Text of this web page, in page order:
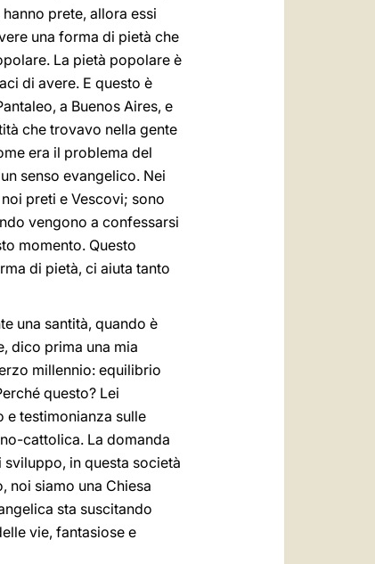
prete, allora essi
una forma di pietà che
La pietà popolare è
di avere. E questo è
a Buenos Aires, e
che trovavo nella gente
era il problema del
senso evangelico. Nei
preti e Vescovi; sono
vengono a confessarsi
momento. Questo
di pietà, ci aiuta tanto
una santità, quando è
dico prima una mia
millennio: equilibrio
questo? Lei
testimonianza sulle
cattolica. La domanda
in questa società
noi siamo una Chiesa
sta suscitando
vie, fantasiose e